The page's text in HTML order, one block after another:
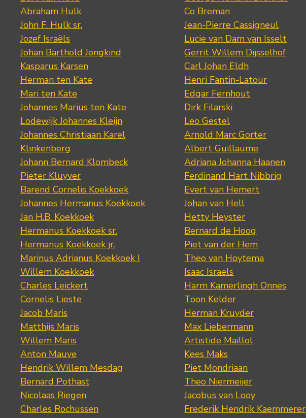
Abraham Hulk
John F. Hulk sr.
Jozef Israëls
Johan Barthold Jongkind
Kasparus Karsen
Herman ten Kate
Mari ten Kate
Johannes Marius ten Kate
Lodewijk Johannes Kleijn
Johannes Christiaan Karel
Klinkenberg
Johann Bernard Klombeck
Pieter Kluyver
Barend Cornelis Koekkoek
Johannes Hermanus Koekkoek
Jan H.B. Koekkoek
Hermanus Koekkoek sr.
Hermanus Koekkoek jr.
Marinus Adrianus Koekkoek I
Willem Koekkoek
Charles Leickert
Cornelis Lieste
Jacob Maris
Matthijs Maris
Willem Maris
Anton Mauve
Hendrik Willem Mesdag
Bernard Pothast
Nicolaas Riegen
Charles Rochussen
Co Breman
Jean-Pierre Cassigneul
Lucie van Dam van Isselt
Gerrit Willem Dijsselhof
Carl Johan Eldh
Henri Fantin-Latour
Edgar Fernhout
Dirk Filarski
Leo Gestel
Arnold Marc Gorter
Albert Guillaume
Adriana Johanna Haanen
Ferdinand Hart Nibbrig
Evert van Hemert
Johan van Hell
Hetty Heyster
Bernard de Hoog
Piet van der Hem
Theo van Hoytema
Isaac Israels
Harm Kamerlingh Onnes
Toon Kelder
Herman Kruyder
Max Liebermann
Artistide Maillol
Kees Maks
Piet Mondriaan
Theo Niermeijer
Jacobus van Looy
Frederik Hendrik Kaemmerer